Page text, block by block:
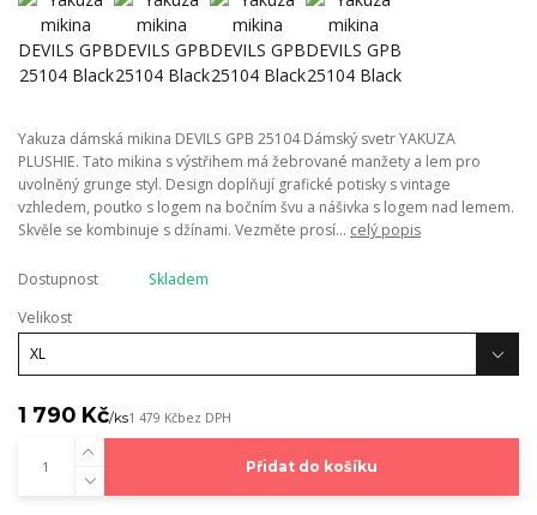
Yakuza dámská mikina DEVILS GPB 25104 Dámský svetr YAKUZA
PLUSHIE. Tato mikina s výstřihem má žebrované manžety a lem pro
uvolněný grunge styl. Design doplňují grafické potisky s vintage
vzhledem, poutko s logem na bočním švu a nášivka s logem nad lemem.
Skvěle se kombinuje s džínami. Vezměte prosí... celý popis
Dostupnost
Skladem
Velikost
1 790 Kč/ks1 479 Kčbez DPH
Přidat do košíku